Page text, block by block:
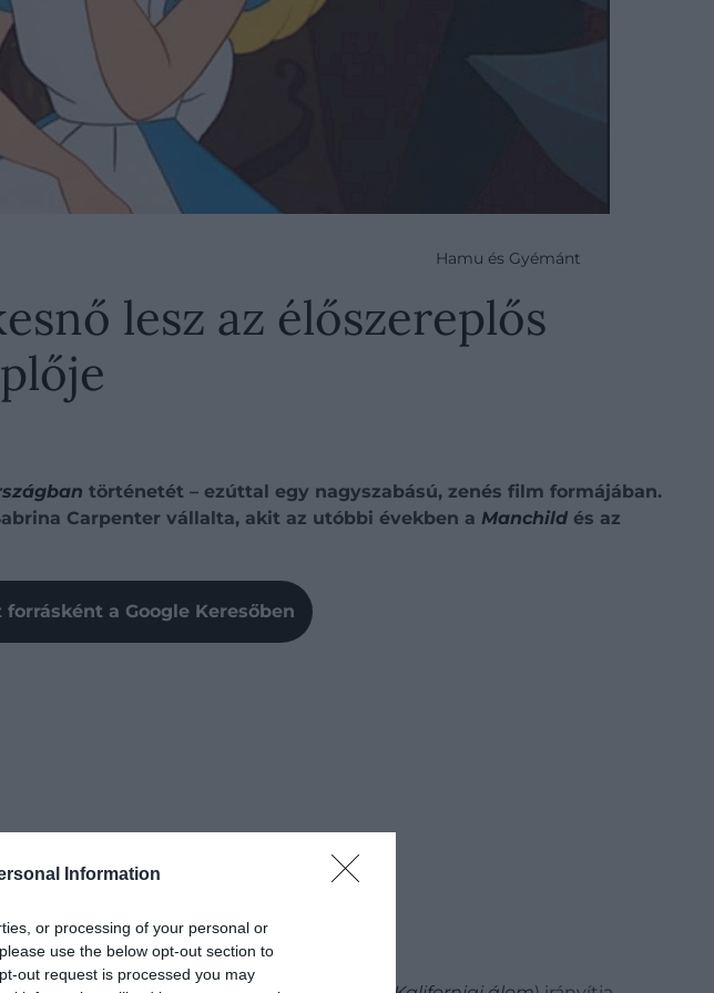
Information
or processing of your personal or
use the below opt-out section to
out request is processed you may
Hamu és Gyémánt
lesz az élőszereplős
történetét – ezúttal egy nagyszabású, zenés film formájában.
Carpenter vállalta, akit az utóbbi években a Manchild és az
a Google Keresőben